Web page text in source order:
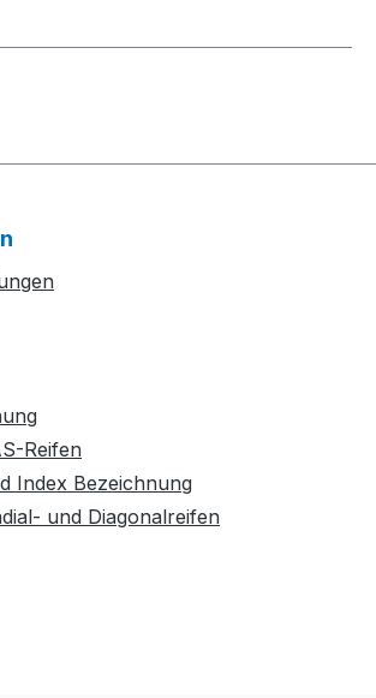
Reifen
Index Bezeichnung
und Diagonalreifen